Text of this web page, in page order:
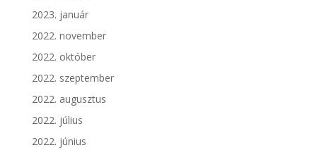
2023. január
2022. november
2022. október
2022. szeptember
2022. augusztus
2022. július
2022. június